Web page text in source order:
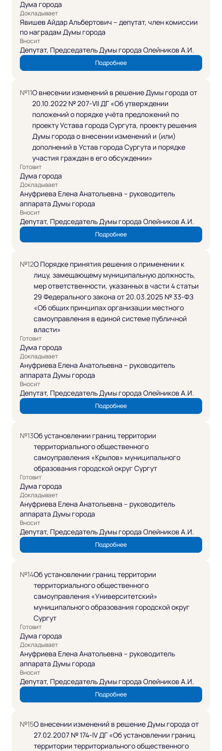
Дума города
Докладывает
Явишев Айдар Альбертович – депутат, член комиссии
по наградам Думы города
Вносит
Депутат, Председатель Думы города Олейников А.И.
Подробнее
№11О внесении изменений в решение Думы города от
20.10.2022 № 207-VII ДГ «Об утверждении
положений о порядке учёта предложений по
проекту Устава города Сургута, проекту решения
Думы города о внесении изменений и (или)
дополнений в Устав города Сургута и порядке
участия граждан в его обсуждении»
Готовит
Дума города
Докладывает
Ануфриева Елена Анатольевна – руководитель
аппарата Думы города
Вносит
Депутат, Председатель Думы города Олейников А.И.
Подробнее
№12О Порядке принятия решения о применении к
лицу, замещающему муниципальную должность,
мер ответственности, указанных в части 4 статьи
29 Федерального закона от 20.03.2025 № 33-ФЗ
«Об общих принципах организации местного
самоуправления в единой системе публичной
власти»
Готовит
Дума города
Докладывает
Ануфриева Елена Анатольевна – руководитель
аппарата Думы города
Вносит
Депутат, Председатель Думы города Олейников А.И.
Подробнее
№13Об установлении границ территории
территориального общественного
самоуправления «Крылов» муниципального
образования городской округ Сургут
Готовит
Дума города
Докладывает
Ануфриева Елена Анатольевна – руководитель
аппарата Думы города
Вносит
Депутат, Председатель Думы города Олейников А.И.
Подробнее
№14Об установлении границ территории
территориального общественного
самоуправления «Университетский»
муниципального образования городской округ
Сургут
Готовит
Дума города
Докладывает
Ануфриева Елена Анатольевна – руководитель
аппарата Думы города
Вносит
Депутат, Председатель Думы города Олейников А.И.
Подробнее
№15О внесении изменений в решение Думы города от
27.02.2007 № 174-IV ДГ «Об установлении границ
территории территориального общественного